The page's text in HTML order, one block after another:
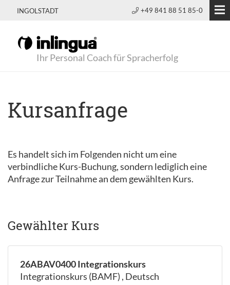
INGOLSTADT +49 841 88 51 85-0
Ihr Personal Coach für Spracherfolg
Kursanfrage
Es handelt sich im Folgenden nicht um eine
verbindliche Kurs-Buchung, sondern lediglich eine
Anfrage zur Teilnahme an dem gewählten Kurs.
Gewählter Kurs
26ABAV0400 Integrationskurs
Integrationskurs (BAMF) , Deutsch